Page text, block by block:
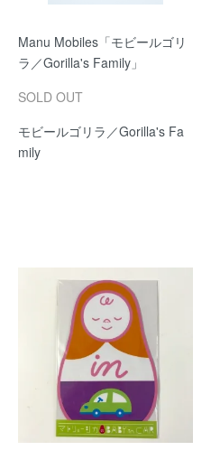
Manu Mobiles「モビールゴリ
ラ／Gorilla's Family」
SOLD OUT
モビールゴリラ／Gorilla's Fa
mily